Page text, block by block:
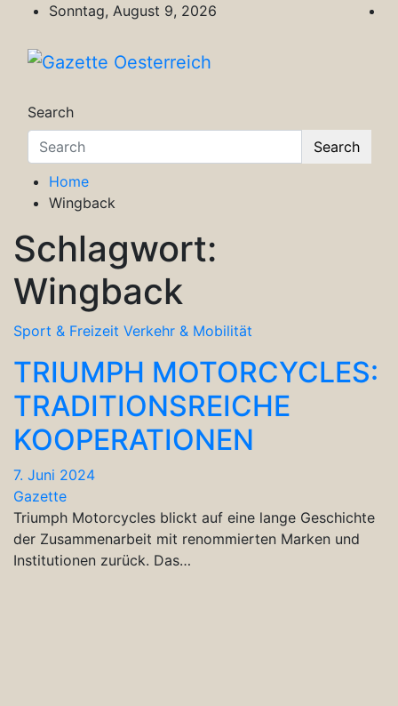
content
Sonntag, August 9, 2026
Search
Search
Home
Wingback
Schlagwort:
Wingback
Sport & Freizeit Verkehr & Mobilität
TRIUMPH MOTORCYCLES:
TRADITIONSREICHE
KOOPERATIONEN
7. Juni 2024
Gazette
Triumph Motorcycles blickt auf eine lange Geschichte
der Zusammenarbeit mit renommierten Marken und
Institutionen zurück. Das…